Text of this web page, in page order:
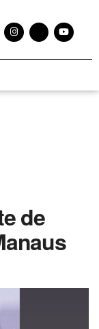
de